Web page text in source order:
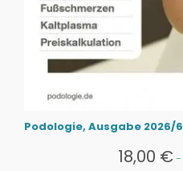
Podologie, Ausgabe 2026/6
18,00 €-